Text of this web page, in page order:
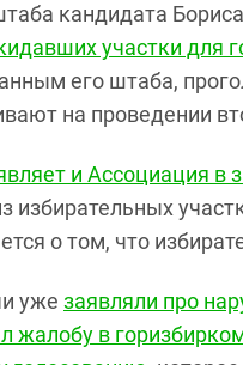
кандидата
участки для
его штаба,
на проведении
и Ассоциация в
избирательных
о том, что
уже заявляли про
жалобу в